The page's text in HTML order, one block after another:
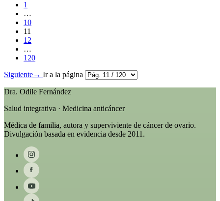
1
…
10
11
12
…
120
Siguiente→ Ir a la página
Dra. Odile Fernández
Salud integrativa · Medicina anticáncer
Médica de familia, autora y superviviente de cáncer de ovario.
Divulgación basada en evidencia desde 2011.